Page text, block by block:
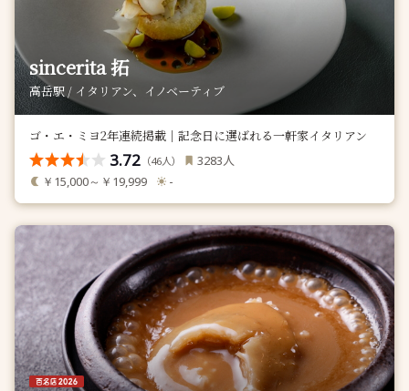
sincerita 拓
高岳駅 / イタリアン、イノベーティブ
ゴ・エ・ミヨ2年連続掲載｜記念日に選ばれる一軒家イタリアン
3.72 （46人） 3283人
￥15,000～￥19,999 -